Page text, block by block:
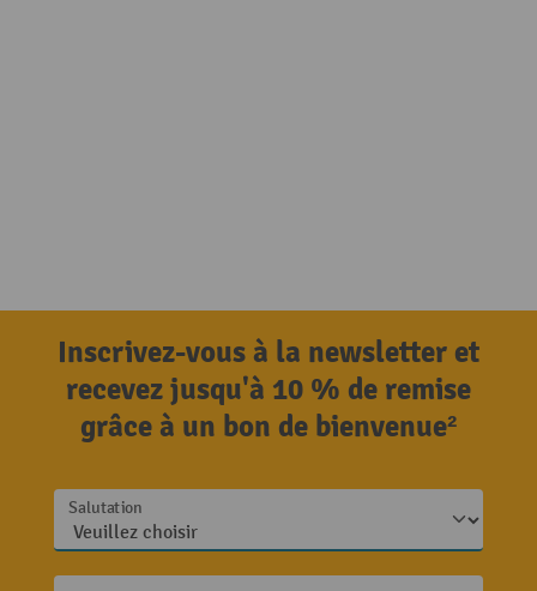
Inscrivez-vous à la newsletter et
recevez jusqu'à 10 % de remise
grâce à un bon de bienvenue²
Salutation